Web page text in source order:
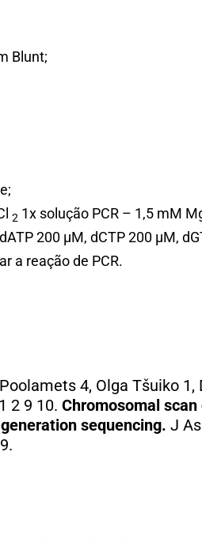
Blunt;
2 1x solução PCR – 1,5 mM
200 µM, dCTP 200 µM,
a reação de PCR.
4, Olga Tšuiko
2 9 10. Chromosomal
sequencing. J